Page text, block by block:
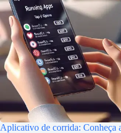
Aplicativo de corrida: Conheça